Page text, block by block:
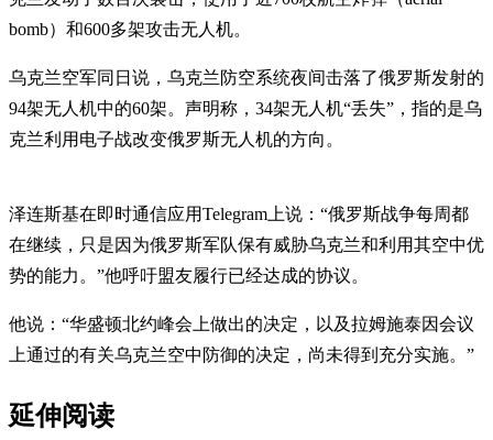
bomb）和600多架攻击无人机。
乌克兰空军同日说，乌克兰防空系统夜间击落了俄罗斯发射的
94架无人机中的60架。声明称，34架无人机“丢失”，指的是乌
克兰利用电子战改变俄罗斯无人机的方向。
泽连斯基在即时通信应用Telegram上说：“俄罗斯战争每周都
在继续，只是因为俄罗斯军队保有威胁乌克兰和利用其空中优
势的能力。”他呼吁盟友履行已经达成的协议。
他说：“华盛顿北约峰会上做出的决定，以及拉姆施泰因会议
上通过的有关乌克兰空中防御的决定，尚未得到充分实施。”
延伸阅读